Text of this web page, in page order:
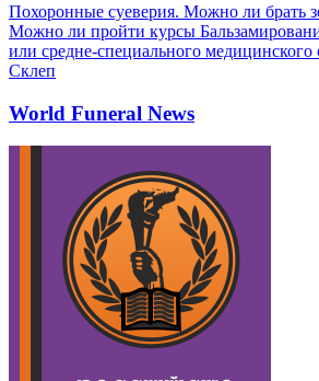
Похоронные суеверия. Можно ли брать
Можно ли пройти курсы
или средне-специального медицинского
Склеп
World Funeral News